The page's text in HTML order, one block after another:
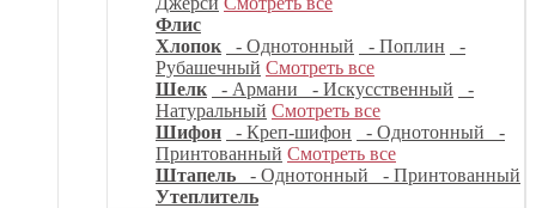
Флис
Хлопок
- Однотонный - Поплин
-
Рубашечный Смотреть все
Шелк
- Армани - Искусственный
-
Натуральный Смотреть все
Шифон
- Креп-шифон - Однотонный
-
Принтованный Смотреть все
Штапель
- Однотонный
- Принтованный
Утеплитель